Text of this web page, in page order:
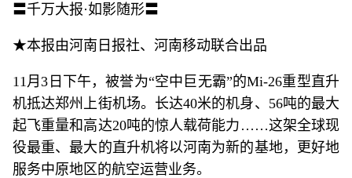
〓千万大报·如影随形〓
★本报由河南日报社、河南移动联合出品
11月3日下午，被誉为“空中巨无霸”的Mi-26重型直升
机抵达郑州上街机场。长达40米的机身、56吨的最大
起飞重量和高达20吨的惊人载荷能力……这架全球现
役最重、最大的直升机将以河南为新的基地，更好地
服务中原地区的航空运营业务。